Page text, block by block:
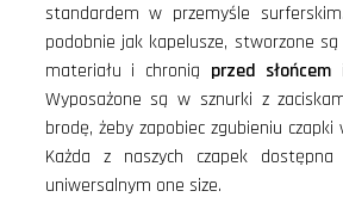
standardem w przemyśle
podobnie jak kapelusze, stworzone są
materiału i chronią przed
Wyposażone są w sznurki z
brodę, żeby zapobiec zgubieniu
Każda z naszych czapek
uniwersalnym one size.